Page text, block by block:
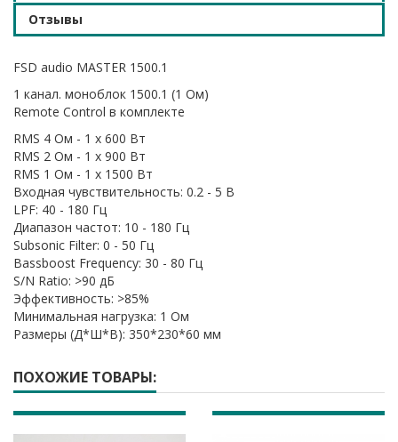
Отзывы
FSD audio MASTER 1500.1
1 канал. моноблок 1500.1 (1 Oм)
Remote Control в комплекте
RMS 4 Ом - 1 x 600 Вт
RMS 2 Ом - 1 x 900 Вт
RMS 1 Ом - 1 x 1500 Вт
Входная чувствительность: 0.2 - 5 В
LPF: 40 - 180 Гц
Диапазон частот: 10 - 180 Гц
Subsonic Filter: 0 - 50 Гц
Bassboost Frequency: 30 - 80 Гц
S/N Ratio: >90 дБ
Эффективность: >85%
Минимальная нагрузка: 1 Ом
Размеры (Д*Ш*В): 350*230*60 мм
ПОХОЖИЕ ТОВАРЫ: